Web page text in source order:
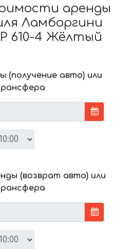
аренды
Ламборгини
610-4 Жёлтый
(получение авто) или
(возврат авто) или